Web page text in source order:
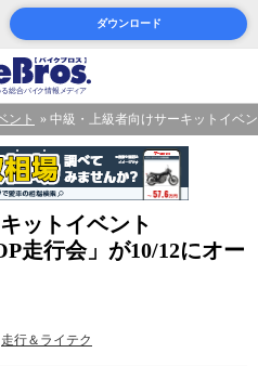
ダウンロード
ント 中級・上級者向けサーキットイベ
ットイベント
走行会」が10/12にオー
走行＆ライテク